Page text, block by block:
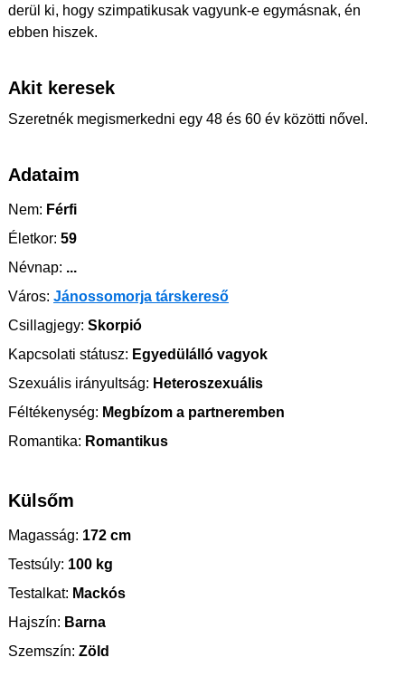
derül ki, hogy szimpatikusak vagyunk-e egymásnak, én
ebben hiszek.
Akit keresek
Szeretnék megismerkedni egy 48 és 60 év közötti nővel.
Adataim
Nem: Férfi
Életkor: 59
Névnap: ...
Város: Jánossomorja társkereső
Csillagjegy: Skorpió
Kapcsolati státusz: Egyedülálló vagyok
Szexuális irányultság: Heteroszexuális
Féltékenység: Megbízom a partneremben
Romantika: Romantikus
Külsőm
Magasság: 172 cm
Testsúly: 100 kg
Testalkat: Mackós
Hajszín: Barna
Szemszín: Zöld